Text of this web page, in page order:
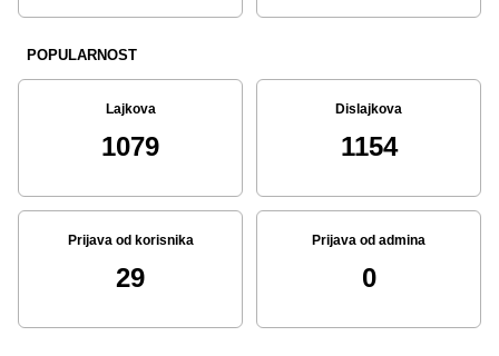
POPULARNOST
Lajkova
1079
Dislajkova
1154
Prijava od korisnika
29
Prijava od admina
0